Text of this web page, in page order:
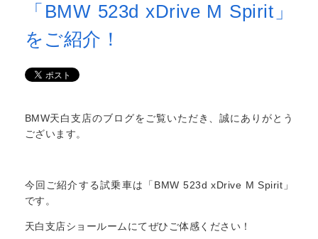
「BMW 523d xDrive M Spirit」
をご紹介！
BMW天白支店のブログをご覧いただき、誠にありがとう
ございます。
今回ご紹介する試乗車は「BMW 523d xDrive M Spirit」
です。
天白支店ショールームにてぜひご体感ください！